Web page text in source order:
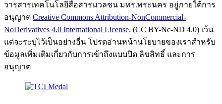
วารสารเทคโนโลยีสื่อสารมวลชน มทร.พระนคร อยู่ภายใต้การ
อนุญาต Creative Commons Attribution-NonCommercial-
NoDerivatives 4.0 International License. (CC BY-Nc-ND 4.0) เว้น
แต่จะระบุไว้เป็นอย่างอื่น โปรดอ่านหน้านโยบายของเราสำหรับ
ข้อมูลเพิ่มเติมเกี่ยวกับการเข้าถึงแบบปิด ลิขสิทธิ์ และการ
อนุญาต